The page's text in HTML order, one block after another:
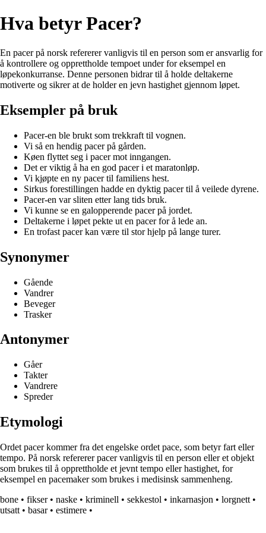
Hva betyr Pacer?
En pacer på norsk refererer vanligvis til en person som er ansvarlig for
å kontrollere og opprettholde tempoet under for eksempel en
løpekonkurranse. Denne personen bidrar til å holde deltakerne
motiverte og sikrer at de holder en jevn hastighet gjennom løpet.
Eksempler på bruk
Pacer-en ble brukt som trekkraft til vognen.
Vi så en hendig pacer på gården.
Køen flyttet seg i pacer mot inngangen.
Det er viktig å ha en god pacer i et maratonløp.
Vi kjøpte en ny pacer til familiens hest.
Sirkus forestillingen hadde en dyktig pacer til å veilede dyrene.
Pacer-en var sliten etter lang tids bruk.
Vi kunne se en galopperende pacer på jordet.
Deltakerne i løpet pekte ut en pacer for å lede an.
En trofast pacer kan være til stor hjelp på lange turer.
Synonymer
Gående
Vandrer
Beveger
Trasker
Antonymer
Gåer
Takter
Vandrere
Spreder
Etymologi
Ordet pacer kommer fra det engelske ordet pace, som betyr fart eller
tempo. På norsk refererer pacer vanligvis til en person eller et objekt
som brukes til å opprettholde et jevnt tempo eller hastighet, for
eksempel en pacemaker som brukes i medisinsk sammenheng.
bone • fikser• naske • kriminell • sekkestol • inkarnasjon • lorgnett •
utsatt • basar• estimere •